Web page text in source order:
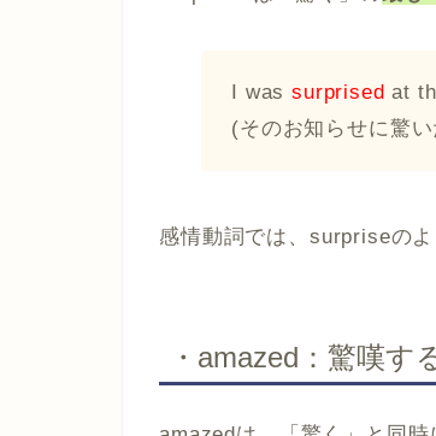
I wassurprised at
(そのお知らせに驚い
感情動詞では、surpriseの
・amazed：驚嘆す